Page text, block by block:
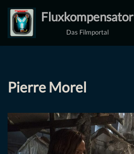
Zum
Inhalt
Fluxkompensator
Das Filmportal
Pierre Morel